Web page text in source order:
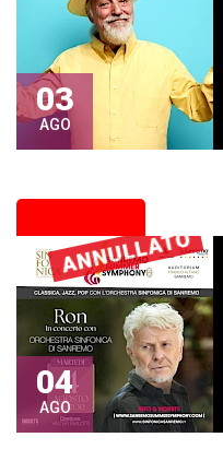
03
AGO
04
AGO